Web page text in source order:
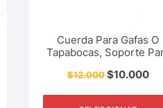
Cuerda Para Gafas O
Tapabocas, Soporte
Unisex, Multiusos,
$12.000$10.000